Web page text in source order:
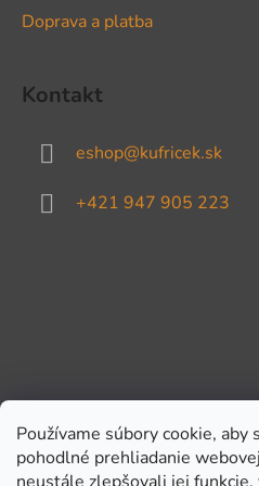
Používame súbory cookie, aby
pohodlné prehliadanie
Doprava a platba
Kontakt
eshop@kufricek.sk
+421 947 905 223